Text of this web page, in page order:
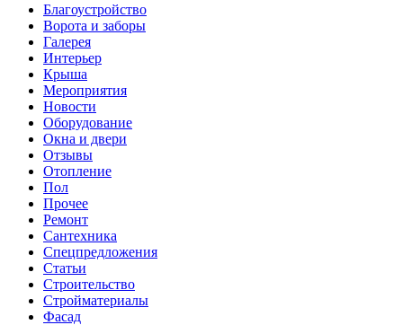
Благоустройство
Ворота и заборы
Галерея
Интерьер
Крыша
Мероприятия
Новости
Оборудование
Окна и двери
Отзывы
Отопление
Пол
Прочее
Ремонт
Сантехника
Спецпредложения
Статьи
Строительство
Стройматериалы
Фасад